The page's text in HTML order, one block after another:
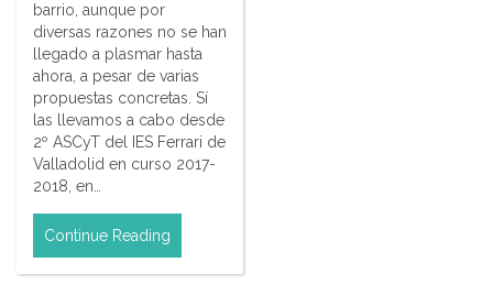
barrio, aunque por
diversas razones no se han
llegado a plasmar hasta
ahora, a pesar de varias
propuestas concretas. Sí
las llevamos a cabo desde
2º ASCyT del IES Ferrari de
Valladolid en curso 2017-
2018, en…
Continue Reading